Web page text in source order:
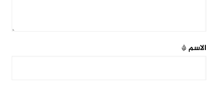
الاسم*